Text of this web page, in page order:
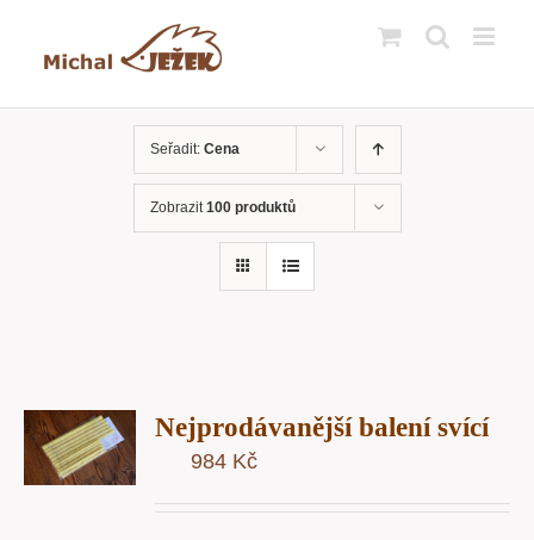
Seřadit: Cena
Zobrazit100 produktů
Nejprodávanější balení svící
984 Kč